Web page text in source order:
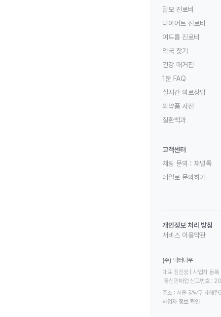
탈모 진료비
다이어트 진료비
여드름 진료비
약국 찾기
건강 매거진
1분 FAQ
실시간 의료상담
의약품 사전
질환백과
고객센터
채팅 문의 : 채널톡
메일로 문의하기
개인정보 처리 방침
서비스 이용약관
(주) 닥터나우
대표 정진웅 | 사업자
통신판매업 신고번호
주소 : 서울 강남구 테헤
사업자 정보 확인